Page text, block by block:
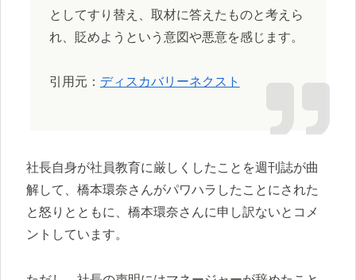
としてすり替え、取材に答えたものと考えら
れ、貶めようという意図や悪意を感じます。
引用元： ディスカバリーネクスト
社長自身が社員教育に厳しくしたことを週刊誌が曲
解して、橋本環奈さんがパワハラしたことにされた
と怒りとともに、橋本環奈さんに申し訳ないとコメ
ントしています。